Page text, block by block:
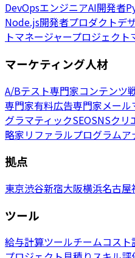
DevOpsエンジニアAI開発者
Node.js開発者プロダクトデ
トマネージャープロジェクト
マーケティング人材
A/Bテスト専門家コンテンツ
専門家有料広告専門家メー
グラマティックSEOSNSクリ
略家リファラルプログラムア
拠点
東京渋谷新宿大阪横浜名古屋
ツール
給与計算ツールチームコスト